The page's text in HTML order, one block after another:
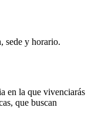
sede y horario.
en la que vivenciarás
que buscan